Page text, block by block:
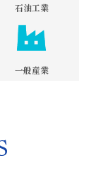
石油工業
一般産業